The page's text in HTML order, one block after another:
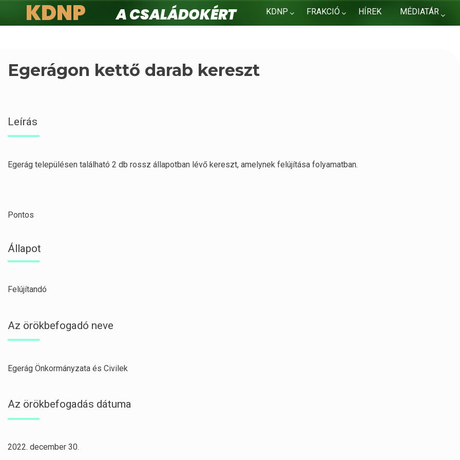
KDNP FRAKCIÓ HÍREK MÉDIATÁR
KDNP
A családokért.
Egerágon kettő darab kereszt
Leírás
Egerág településen található 2 db rossz állapotban lévő kereszt, amelynek felújítása folyamatban.
Pontos
Állapot
Felújítandó
Az örökbefogadó neve
Egerág Önkormányzata és Civilek
Az örökbefogadás dátuma
2022. december 30.